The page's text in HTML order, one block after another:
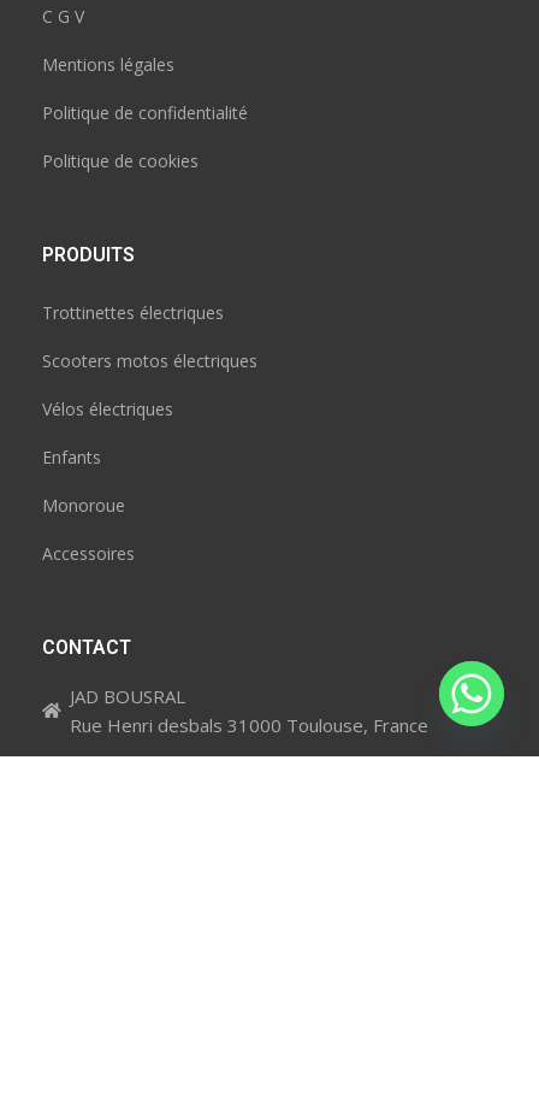
C G V
Mentions légales
Politique de confidentialité
Politique de cookies
PRODUITS
Trottinettes électriques
Scooters motos électriques
Vélos électriques
Enfants
Monoroue
Accessoires
CONTACT
JAD BOUSRAL
Rue Henri desbals 31000 Toulouse, France